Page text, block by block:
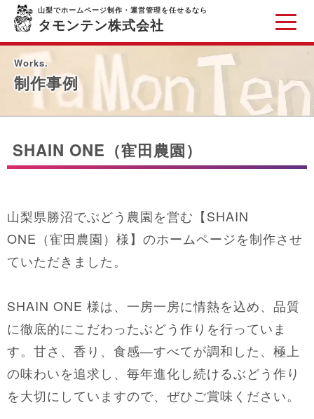
山梨でホームページ制作・運営管理を任せるなら
タモンテン株式会社
Works.
制作事例
SHAIN ONE（寉田農園）
山梨県勝沼でぶどう農園を営む【SHAIN
ONE（寉田農園）様】のホームページを制作させ
ていただきました。
SHAIN ONE 様は、一房一房に情熱を込め、品質
に徹底的にこだわったぶどう作りを行っていま
す。甘さ、香り、食感―すべてが調和した、極上
の味わいを追求し、毎年進化し続けるぶどう作り
を大切にしていますので、ぜひご賞味ください。